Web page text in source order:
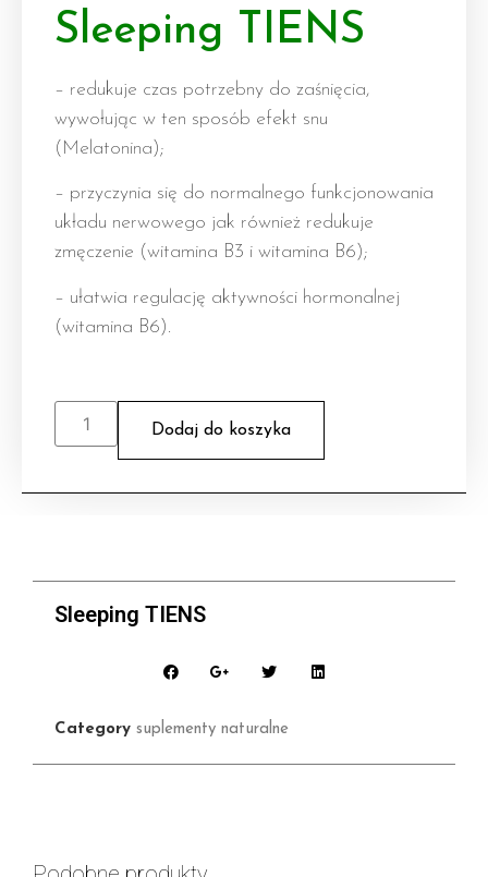
Sleeping TIENS
– redukuje czas potrzebny do zaśnięcia,
wywołując w ten sposób efekt snu
(Melatonina);
– przyczynia się do normalnego funkcjonowania
układu nerwowego jak również redukuje
zmęczenie (witamina B3 i witamina B6);
– ułatwia regulację aktywności hormonalnej
(witamina B6).
Dodaj do koszyka
Sleeping TIENS
Category suplementy naturalne